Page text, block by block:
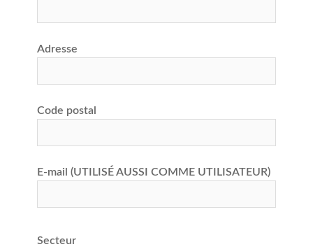
Adresse
Code postal
E-mail (UTILISÉ AUSSI COMME UTILISATEUR)
Secteur